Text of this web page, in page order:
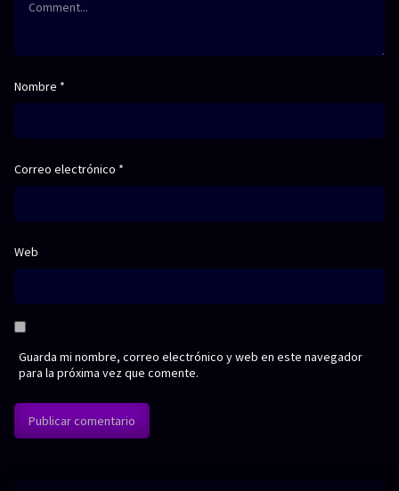
Nombre *
Correo electrónico *
Web
Guarda mi nombre, correo electrónico y web en este navegador
para la próxima vez que comente.